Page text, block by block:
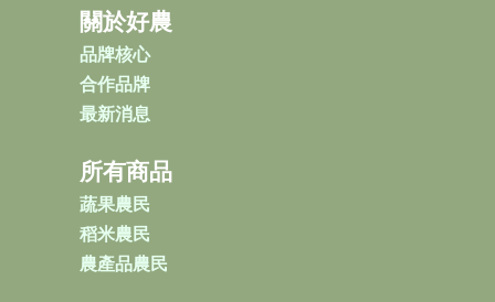
關於好農
品牌核心
合作品牌
最新消息
所有商品
蔬果農民
稻米農民
農產品農民